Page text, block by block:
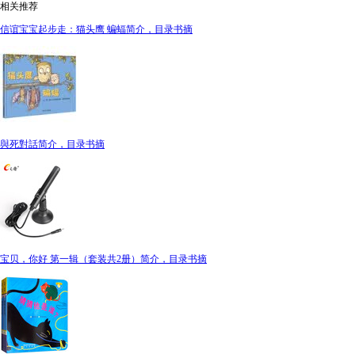
相关推荐
信谊宝宝起步走：猫头鹰 蝙蝠简介，目录书摘
與死對話简介，目录书摘
宝贝，你好 第一辑（套装共2册）简介，目录书摘